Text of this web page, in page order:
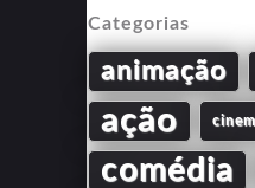
Categorias
animação
ação
comédia